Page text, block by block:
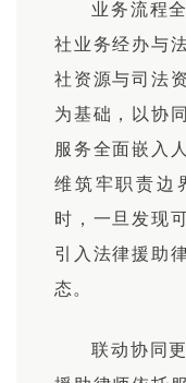
业务流程
社业务经办与
社资源与司法
为基础，以协
服务全面嵌入
维筑牢职责边
时，一旦发现
引入法律援助
态。
联动协同